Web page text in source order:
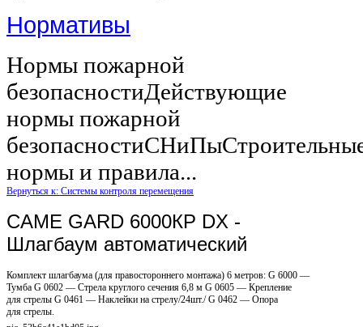
Нормативы
Нормы пожарной
безопасностиДействующие
нормы пожарной
нормы и правила...
Вернуться к: Системы контроля перемещения
CAME GARD 6000КР DX -
Шлагбаум автоматический
Комплект шлагбаума (для правостороннего монтажа) 6 метров: G 6000 —
Тумба G 0602 — Стрела круглого сечения 6,8 м G 0605 — Крепление
для стрелы G 0461 — Наклейки на стрелу/24шт./ G 0462 — Опора
для стрелы.